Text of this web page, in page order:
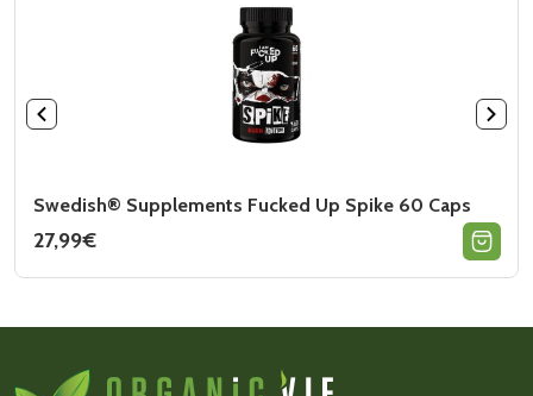
Swedish® Supplements Fucked Up Spike 60 Caps
27,99€